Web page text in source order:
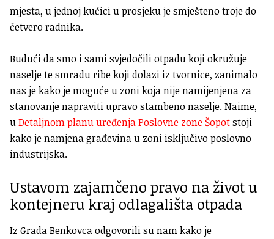
mjesta, u jednoj kućici u prosjeku je smješteno troje do
četvero radnika.
Budući da smo i sami svjedočili otpadu koji okružuje
naselje te smradu ribe koji dolazi iz tvornice, zanimalo
nas je kako je moguće u zoni koja nije namijenjena za
stanovanje napraviti upravo stambeno naselje. Naime,
uDetaljnom planu uređenja Poslovne zone Šopotstoji
kako je namjena građevina u zoni isključivo poslovno-
industrijska.
Ustavom zajamčeno pravo na život u
kontejneru kraj odlagališta otpada
Iz Grada Benkovca odgovorili su nam kako je